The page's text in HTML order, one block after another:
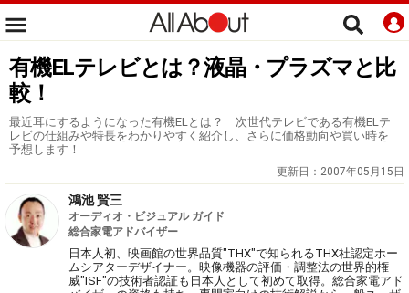
有機ELテレビとは？液晶・プラズマと比
較！
最近耳にするようになった有機ELとは？ 次世代テレビである有機ELテ
レビの仕組みや特長をわかりやすく紹介し、さらに価格動向や買い時を
予想します！
更新日： 2007年05月15日
鴻池 賢三
オーディオ・ビジュアル ガイド
総合家電アドバイザー
日本人初、映画館の世界品質"THX"で知られるTHX社認定ホー
ムシアターデザイナー。映像機器の評価・調整法の世界的権
威"ISF"の技術者認証も日本人として初めて取得。総合家電アド